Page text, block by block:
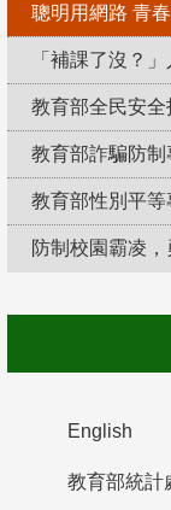
聰明用網路 青
「補課了沒？
教育部全民安全
教育部詐騙防制
教育部性別平等
防制校園霸凌，
English